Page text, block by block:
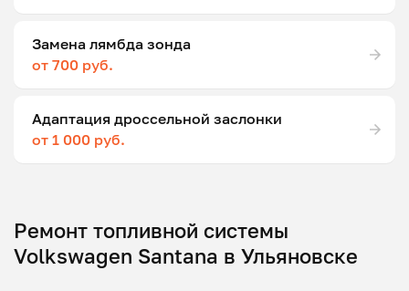
Замена лямбда зонда
от 700 руб.
Адаптация дроссельной заслонки
от 1 000 руб.
Ремонт топливной системы
Volkswagen Santana в Ульяновске